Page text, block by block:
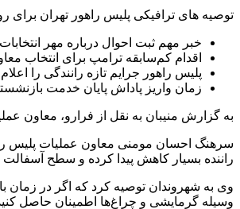
توصیه های ترافیکی پلیس راهور تهران برای
خبر مهم ثبت احوال درباره مهر
اقدام کم‌سابقه ترامپ برای انتخاب
پلیس راهور جرایم تازه رانندگی را
زمان واریز پاداش پایان خدمت
به گزارش منیبان به نقل از فرارو، معاون
سرهنگ احسان مومنی معاون عملیات پلیس
راننده بسیار کاهش پیدا کرده و سطح
وی به شهروندان توصیه کرد که اگر در زمان
وسیله گرمایشی و چراغ‌ها اطمینان حاصل